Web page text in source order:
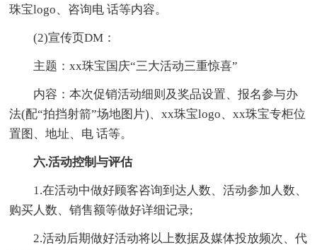
珠宝logo、咨询电 话等内容。
(2)宣传页DM：
主题：xx珠宝国庆“三大活动三重惊喜”
内容：本次促销活动细则及奖品设置、报名参与办
法(配“拍挡射箭”场地图片)、xx珠宝logo、xx珠宝专柜位
置图、地址、电 话等。
六.活动控制与评估
1.在活动中做好顾客咨询到达人数、活动参加人数、
购买人数、销售额等做好详细记录;
2.活动后期做好活动将以上数据及媒体投放频次、代